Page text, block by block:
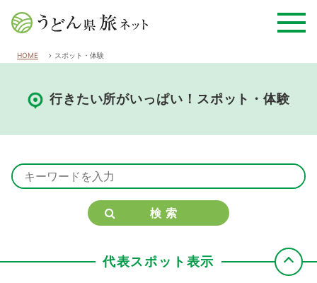
HOME スポット・体験
行きたい所がいっぱい！スポット・体験
検索
代表スポット表示